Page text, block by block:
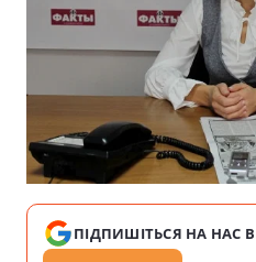
ПІДПИШІТЬСЯ НА НАС В